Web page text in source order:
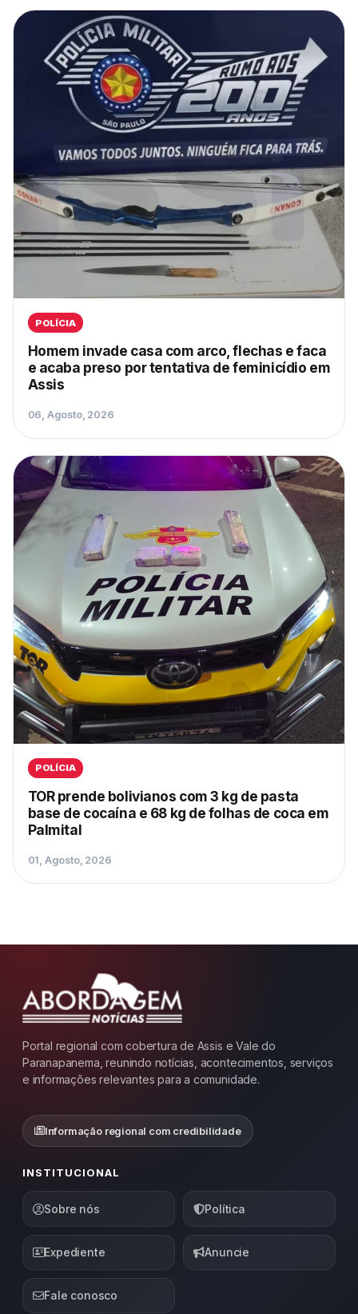
POLÍCIA
Homem invade casa com arco, flechas e faca
e acaba preso por tentativa de feminicídio em
Assis
06, Agosto, 2026
POLÍCIA
TOR prende bolivianos com 3 kg de pasta
base de cocaína e 68 kg de folhas de coca em
Palmital
01, Agosto, 2026
Portal regional com cobertura de Assis e Vale do
Paranapanema, reunindo notícias, acontecimentos, serviços
e informações relevantes para a comunidade.
Informação regional com credibilidade
INSTITUCIONAL
Sobre nós Política
Expediente Anuncie
Fale conosco